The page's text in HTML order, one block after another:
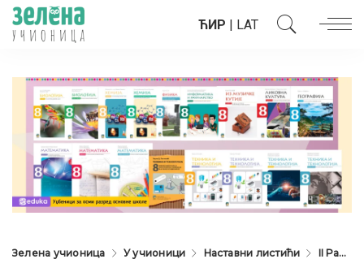
ЋИР | LAT
Зелена учионица У учионици Наставни листићи II Разред